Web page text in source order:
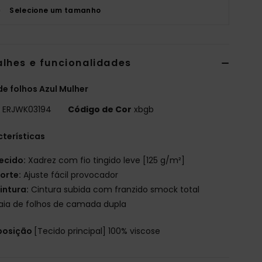
Selecione um tamanho
e funcionalidades
folhos Azul Mulher
ERJWK03194 Código de Cor xbgb
Xadrez com fio tingido leve [125 g/m²]
Ajuste fácil provocador
Cintura subida com franzido smock total
de folhos de camada dupla
[Tecido principal] 100% viscose